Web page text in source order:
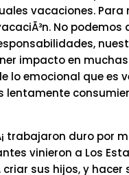
vacaciones. Para
No podemos
impacto en
lo emocional que es
lentamente
trabajaron duro por
vinieron a Los
sus hijos, y hacer